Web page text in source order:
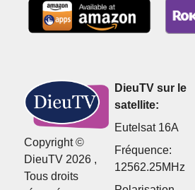
Copyright ©
DieuTV 2026 ,
Tous droits
DieuTV sur le
satellite:
Eutelsat 16A
Fréquence:
12562.25MHz